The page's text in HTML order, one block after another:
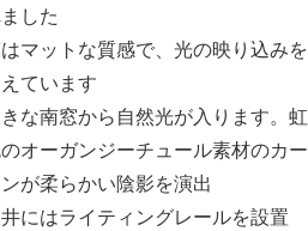
した
マットな質感で、光の映り込みを
ています
な南窓から自然光が入ります。虹
オーガンジーチュール素材のカー
が柔らかい陰影を演出
にはライティングレールを設置